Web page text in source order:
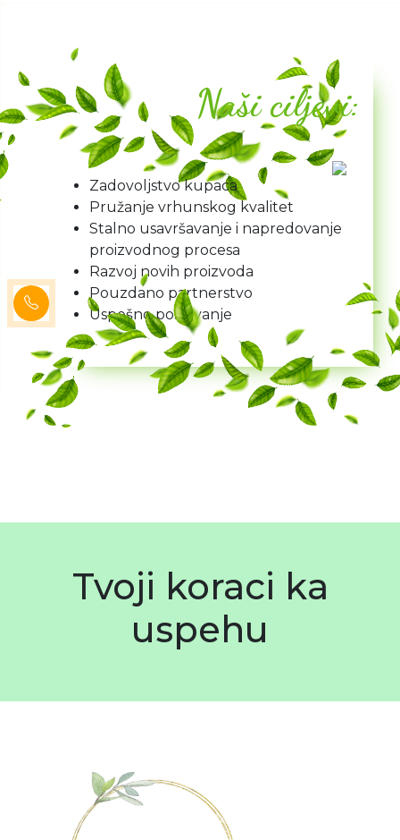
Naši ciljevi:
Zadovoljstvo kupaca
Pružanje vrhunskog kvalitet
Stalno usavršavanje i napredovanje
proizvodnog procesa
Razvoj novih proizvoda
Pouzdano partnerstvo
Uspešno poslovanje
Tvoji koraci ka
uspehu